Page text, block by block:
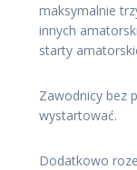
maksymalnie
innych
starty
Zawodnicy bez
wystartować.
Dodatkowo